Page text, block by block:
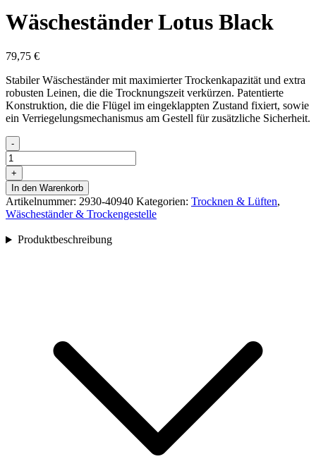
Wäscheständer Lotus Black
79,75 €
Stabiler Wäscheständer mit maximierter Trockenkapazität und extra
robusten Leinen, die die Trocknungszeit verkürzen. Patentierte
Konstruktion, die die Flügel im eingeklappten Zustand fixiert, sowie
ein Verriegelungsmechanismus am Gestell für zusätzliche Sicherheit.
-
Wäscheständer
Lotus
Black
Menge
+
In den Warenkorb
Artikelnummer: 2930-40940 Kategorien: Trocknen & Lüften,
Wäscheständer & Trockengestelle
Produktbeschreibung